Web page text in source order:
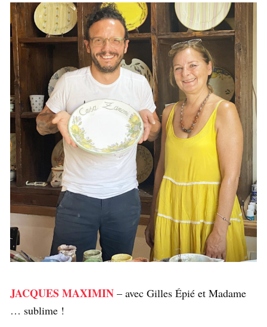
JACQUES MAXIMIN – avec Gilles Épié et Madame
… sublime !